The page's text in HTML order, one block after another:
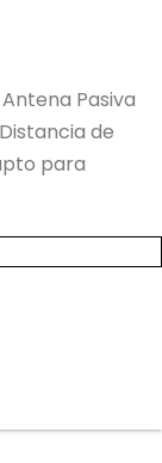
Pasiva
de
para